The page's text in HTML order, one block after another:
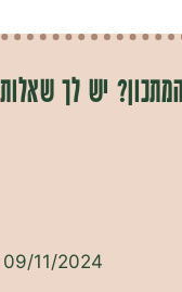
לך שאלות? כאן
09/11/2024 בשעה 13:59